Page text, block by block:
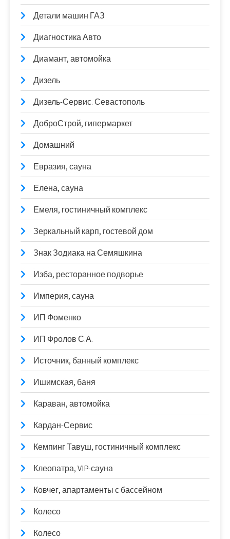
Детали машин ГАЗ
Диагностика Авто
Диамант, автомойка
Дизель
Дизель-Сервис. Севастополь
ДоброСтрой, гипермаркет
Домашний
Евразия, сауна
Елена, сауна
Емеля, гостиничный комплекс
Зеркальный карп, гостевой дом
Знак Зодиака на Семяшкина
Изба, ресторанное подворье
Империя, сауна
ИП Фоменко
ИП Фролов С.А.
Источник, банный комплекс
Ишимская, баня
Караван, автомойка
Кардан-Сервис
Кемпинг Тавуш, гостиничный комплекс
Клеопатра, VIP-сауна
Ковчег, апартаменты с бассейном
Колесо
Колесо